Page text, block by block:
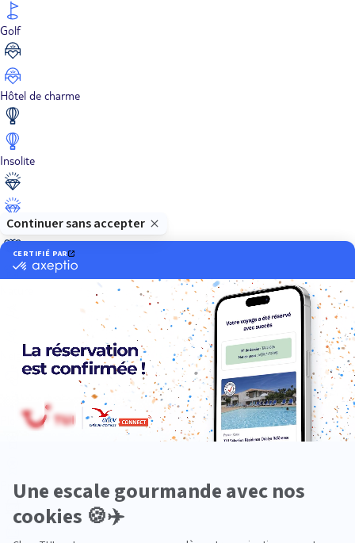
Golf
Hôtel de charme
Insolite
Luxe
Neige
Plongée
Premium